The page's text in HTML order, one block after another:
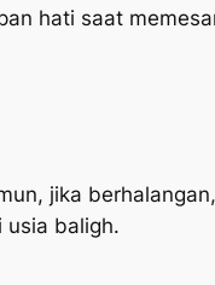
hati saat
jika
usia baligh.